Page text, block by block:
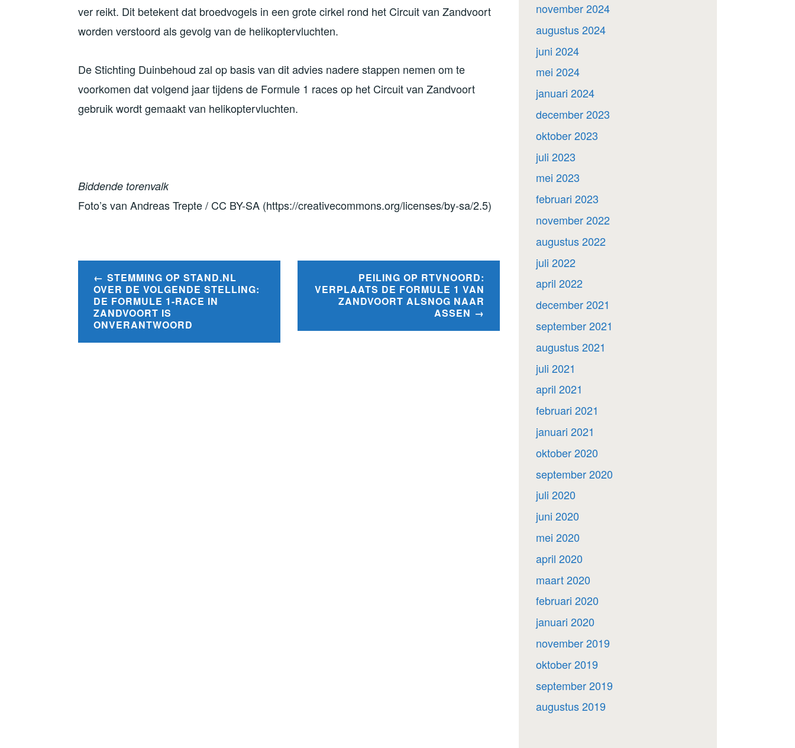
ver reikt. Dit betekent dat broedvogels in een grote cirkel rond het Circuit van Zandvoort
worden verstoord als gevolg van de helikoptervluchten.
De Stichting Duinbehoud zal op basis van dit advies nadere stappen nemen om te
voorkomen dat volgend jaar tijdens de Formule 1 races op het Circuit van Zandvoort
gebruik wordt gemaakt van helikoptervluchten.
Biddende torenvalk
Foto’s van Andreas Trepte / CC BY-SA (https://creativecommons.org/licenses/by-sa/2.5)
Bericht
navigatie
STEMMING OP STAND.NL
OVER DE VOLGENDE STELLING:
DE FORMULE 1-RACE IN
ZANDVOORT IS
ONVERANTWOORD
PEILING OP RTVNOORD:
VERPLAATS DE FORMULE 1 VAN
ZANDVOORT ALSNOG NAAR
ASSEN
november 2024
augustus 2024
juni 2024
mei 2024
januari 2024
december 2023
oktober 2023
juli 2023
mei 2023
februari 2023
november 2022
augustus 2022
juli 2022
april 2022
december 2021
september 2021
augustus 2021
juli 2021
april 2021
februari 2021
januari 2021
oktober 2020
september 2020
juli 2020
juni 2020
mei 2020
april 2020
maart 2020
februari 2020
januari 2020
november 2019
oktober 2019
september 2019
augustus 2019